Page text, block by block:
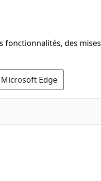
fonctionnalités, des mises
Edge